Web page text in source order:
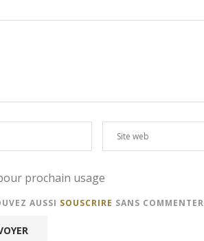
prochain usage
AUSSI SOUSCRIRE SANS COMMENTER